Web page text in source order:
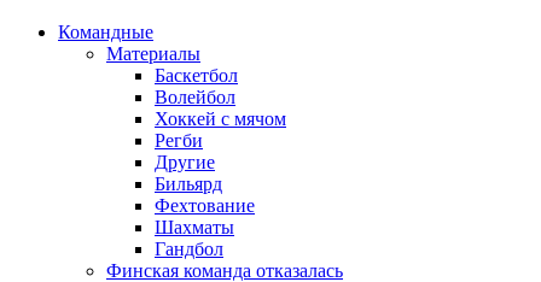
Командные
Материалы
Баскетбол
Волейбол
Хоккей с мячом
Регби
Другие
Бильярд
Фехтование
Шахматы
Гандбол
Финская команда отказалась